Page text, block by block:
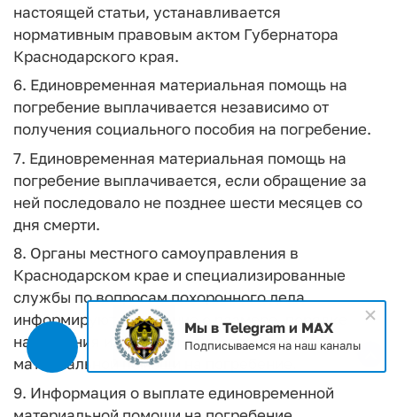
настоящей статьи, устанавливается
нормативным правовым актом Губернатора
Краснодарского края.
6. Единовременная материальная помощь на
погребение выплачивается независимо от
получения социального пособия на погребение.
7. Единовременная материальная помощь на
погребение выплачивается, если обращение за
ней последовало не позднее шести месяцев со
дня смерти.
8. Органы местного самоуправления в
Краснодарском крае и специализированные
службы по вопросам похоронного дела
информируют население о размере, порядке
назначения и выплаты единовременной
материальной помощи на погребение.
9. Информация о выплате единовременной
Мы в Telegram и MAX
Подписываемся на наш каналы